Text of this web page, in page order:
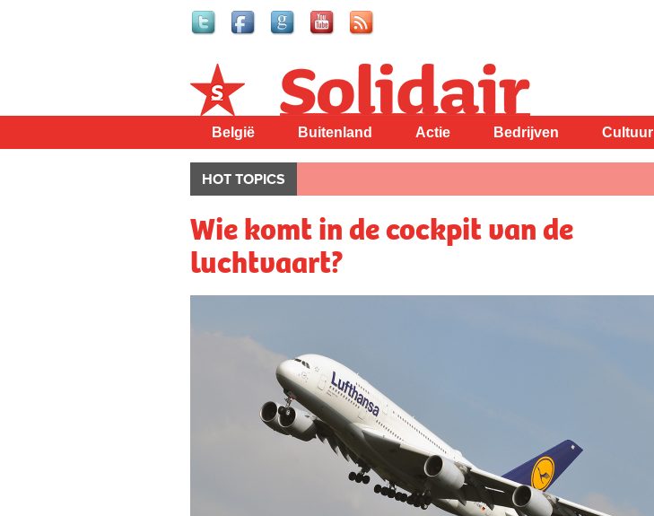
Solidair
België Buitenland Actie Bedrijven Cultuur
HOT TOPICS
Wie komt in de cockpit van de
luchtvaart?